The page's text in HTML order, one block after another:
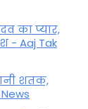
का प्यार,
- Aaj Tak
शतक,